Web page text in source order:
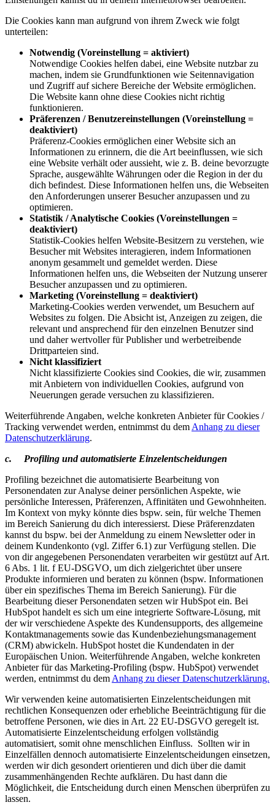
Die Cookies kann man aufgrund von ihrem Zweck wie folgt
unterteilen:
Notwendig (Voreinstellung = aktiviert)
Notwendige Cookies helfen dabei, eine Website nutzbar zu
machen, indem sie Grundfunktionen wie Seitennavigation
und Zugriff auf sichere Bereiche der Website ermöglichen.
Die Website kann ohne diese Cookies nicht richtig
funktionieren.
Präferenzen / Benutzereinstellungen (Voreinstellung =
deaktiviert)
Präferenz-Cookies ermöglichen einer Website sich an
Informationen zu erinnern, die die Art beeinflussen, wie sich
eine Website verhält oder aussieht, wie z. B. deine bevorzugte
Sprache, ausgewählte Währungen oder die Region in der du
dich befindest. Diese Informationen helfen uns, die Webseiten
den Anforderungen unserer Besucher anzupassen und zu
optimieren.
Statistik / Analytische Cookies (Voreinstellungen =
deaktiviert)
Statistik-Cookies helfen Website-Besitzern zu verstehen, wie
Besucher mit Websites interagieren, indem Informationen
anonym gesammelt und gemeldet werden. Diese
Informationen helfen uns, die Webseiten der Nutzung unserer
Besucher anzupassen und zu optimieren.
Marketing (Voreinstellung = deaktiviert)
Marketing-Cookies werden verwendet, um Besuchern auf
Websites zu folgen. Die Absicht ist, Anzeigen zu zeigen, die
relevant und ansprechend für den einzelnen Benutzer sind
und daher wertvoller für Publisher und werbetreibende
Drittparteien sind.
Nicht klassifiziert
Nicht klassifizierte Cookies sind Cookies, die wir, zusammen
mit Anbietern von individuellen Cookies, aufgrund von
Neuerungen gerade versuchen zu klassifizieren.
Weiterführende Angaben, welche konkreten Anbieter für Cookies /
Tracking verwendet werden, entnimmst du dem Anhang zu dieser
Datenschutzerklärung.
c. Profiling und automatisierte Einzelentscheidungen
Profiling bezeichnet die automatisierte Bearbeitung von
Personendaten zur Analyse deiner persönlichen Aspekte, wie
persönliche Interessen, Präferenzen, Affinitäten und Gewohnheiten.
Im Kontext von myky könnte dies bspw. sein, für welche Themen
im Bereich Sanierung du dich interessierst. Diese Präferenzdaten
kannst du bspw. bei der Anmeldung zu einem Newsletter oder in
deinem Kundenkonto (vgl. Ziffer 6.1) zur Verfügung stellen. Die
von dir angegebenen Personendaten verarbeiten wir gestützt auf Art.
6 Abs. 1 lit. f EU-DSGVO, um dich zielgerichtet über unsere
Produkte informieren und beraten zu können (bspw. Informationen
über ein spezifisches Thema im Bereich Sanierung). Für die
Bearbeitung dieser Personendaten setzen wir HubSpot ein. Bei
HubSpot handelt es sich um eine integrierte Software-Lösung, mit
der wir verschiedene Aspekte des Kundensupports, des allgemeine
Kontaktmanagements sowie das Kundenbeziehungsmanagement
(CRM) abwickeln. HubSpot hostet die Kundendaten in der
Europäischen Union. Weiterführende Angaben, welche konkreten
Anbieter für das Marketing-Profiling (bspw. HubSpot) verwendet
werden, entnimmst du dem Anhang zu dieser Datenschutzerklärung.
Wir verwenden keine automatisierten Einzelentscheidungen mit
rechtlichen Konsequenzen oder erhebliche Beeinträchtigung für die
betroffene Personen, wie dies in Art. 22 EU-DSGVO geregelt ist.
Automatisierte Einzelentscheidung erfolgen vollständig
automatisiert, somit ohne menschlichen Einfluss. Sollten wir in
Einzelfällen dennoch automatisierte Einzelentscheidungen einsetzen,
werden wir dich gesondert orientieren und dich über die damit
zusammenhängenden Rechte aufklären. Du hast dann die
Möglichkeit, die Entscheidung durch einen Menschen überprüfen zu
lassen.